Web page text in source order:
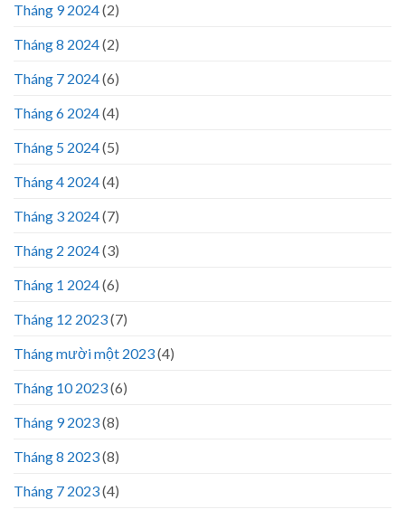
Tháng 9 2024(2)
Tháng 8 2024(2)
Tháng 7 2024(6)
Tháng 6 2024(4)
Tháng 5 2024(5)
Tháng 4 2024(4)
Tháng 3 2024(7)
Tháng 2 2024(3)
Tháng 1 2024(6)
Tháng 12 2023(7)
Tháng mười một 2023(4)
Tháng 10 2023(6)
Tháng 9 2023(8)
Tháng 8 2023(8)
Tháng 7 2023(4)